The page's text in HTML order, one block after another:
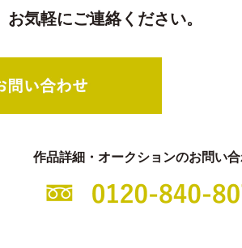
お気軽にご連絡ください。
作品詳細・オークションのお問い